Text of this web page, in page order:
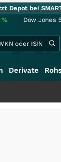
Depot bei
% Dow Jones
Derivate